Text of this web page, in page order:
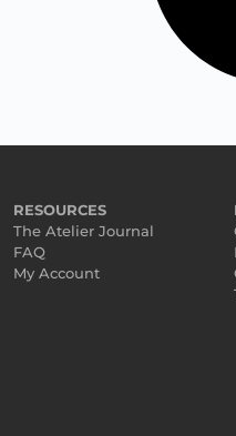
RESOURCES
The Atelier Journal
FAQ
My Account